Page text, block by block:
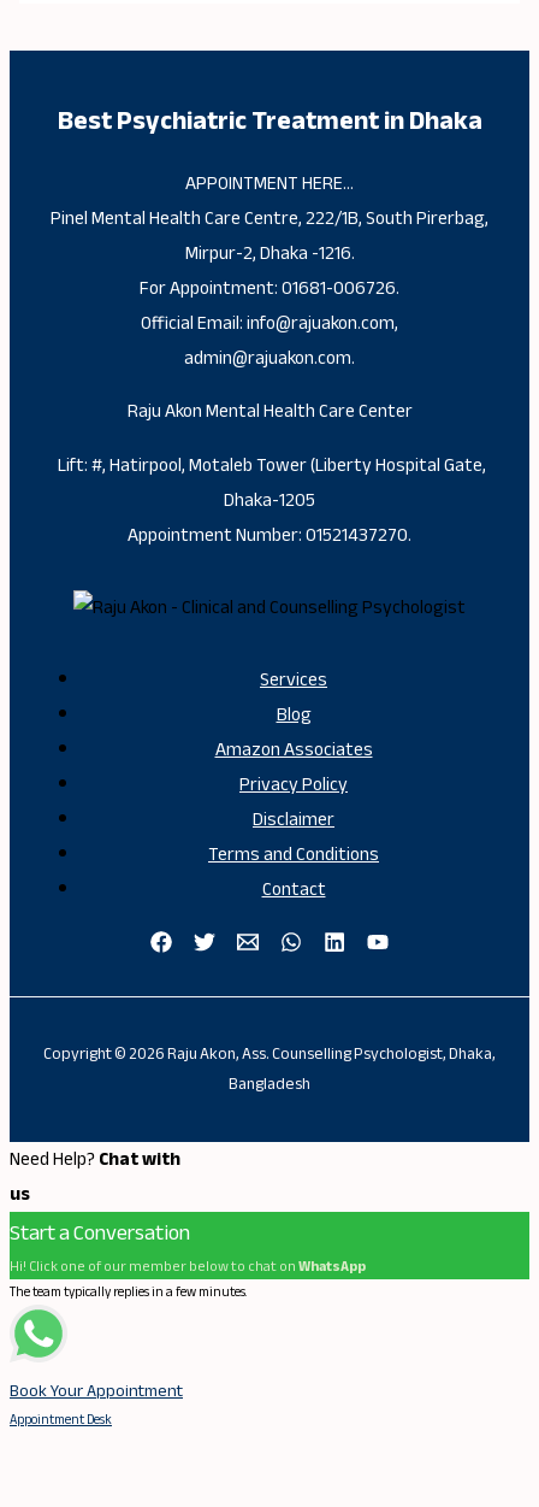
Best Psychiatric Treatment in Dhaka
APPOINTMENT HERE…
Pinel Mental Health Care Centre, 222/1B, South Pirerbag,
Mirpur-2, Dhaka -1216.
For Appointment: 01681-006726.
Official Email: info@rajuakon.com,
admin@rajuakon.com.
Raju Akon Mental Health Care Center
Lift: #, Hatirpool, Motaleb Tower (Liberty Hospital Gate,
Dhaka-1205
Appointment Number: 01521437270.
Services
Blog
Amazon Associates
Privacy Policy
Disclaimer
Terms and Conditions
Contact
Copyright © 2026 Raju Akon, Ass. Counselling Psychologist, Dhaka,
Bangladesh
Need Help?Chat with
us
Start a Conversation
Hi! Click one of our member below to chat onWhatsApp
The team typically replies in a few minutes.
Book Your Appointment
Appointment Desk